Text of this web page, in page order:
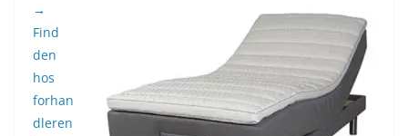
→
Find
den
hos
forhan
dleren